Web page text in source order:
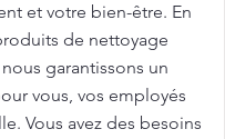
et votre bien-être. En
de nettoyage
garantissons un
vous, vos employés
Vous avez des besoins